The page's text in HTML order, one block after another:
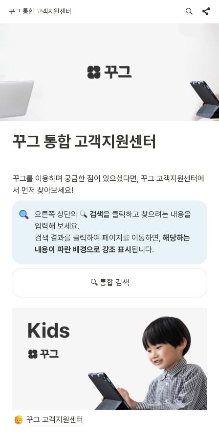
꾸그 통합 고객지원센터
꾸그 통합 고객지원센터
꾸그를 이용하며 궁금한 점이 있으셨다면, 꾸그 고객지원센터에
서 먼저 찾아보세요!
오른쪽 상단의 검색을 클릭하고 찾으려는 내용을
입력해 보세요.
검색 결과를 클릭하여 페이지를 이동하면, 해당하는
내용이 파란 배경으로 강조 표시 됩니다.
🔍 통합 검색
꾸그 고객지원센터